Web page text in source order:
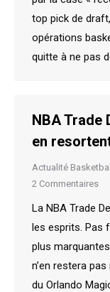
top pick de
opérations
quitte à ne pas
NBA Trade
en
Actualité Basketball
2 Commentaires
La NBA Trade
les esprits. Pas
plus
n’en restera
du Orlando